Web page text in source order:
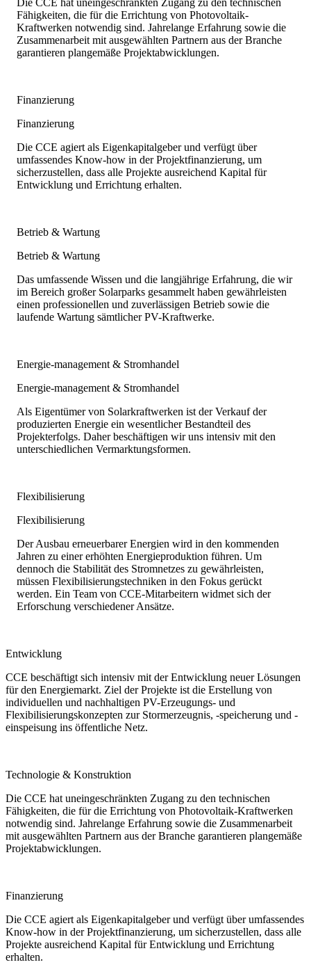
Fähigkeiten, die für die Errichtung von Photovoltaik-
Kraftwerken notwendig sind. Jahrelange Erfahrung sowie die
Zusammenarbeit mit ausgewählten Partnern aus der Branche
garantieren plangemäße Projektabwicklungen.
Finanzierung
Finanzierung
Die CCE agiert als Eigenkapitalgeber und verfügt über
umfassendes Know-how in der Projektfinanzierung, um
sicherzustellen, dass alle Projekte ausreichend Kapital für
Entwicklung und Errichtung erhalten.
Betrieb & Wartung
Betrieb & Wartung
Das umfassende Wissen und die langjährige Erfahrung, die wir
im Bereich großer Solarparks gesammelt haben gewährleisten
einen professionellen und zuverlässigen Betrieb sowie die
laufende Wartung sämtlicher PV-Kraftwerke.
Energie-management & Stromhandel
Energie-management & Stromhandel
Als Eigentümer von Solarkraftwerken ist der Verkauf der
produzierten Energie ein wesentlicher Bestandteil des
Projekterfolgs. Daher beschäftigen wir uns intensiv mit den
unterschiedlichen Vermarktungsformen.
Flexibilisierung
Flexibilisierung
Der Ausbau erneuerbarer Energien wird in den kommenden
Jahren zu einer erhöhten Energieproduktion führen. Um
dennoch die Stabilität des Stromnetzes zu gewährleisten,
müssen Flexibilisierungstechniken in den Fokus gerückt
werden. Ein Team von CCE-Mitarbeitern widmet sich der
Erforschung verschiedener Ansätze.
Entwicklung
CCE beschäftigt sich intensiv mit der Entwicklung neuer Lösungen
für den Energiemarkt. Ziel der Projekte ist die Erstellung von
individuellen und nachhaltigen PV-Erzeugungs- und
Flexibilisierungskonzepten zur Stormerzeugnis, -speicherung und -
einspeisung ins öffentliche Netz.
Technologie & Konstruktion
Die CCE hat uneingeschränkten Zugang zu den technischen
Fähigkeiten, die für die Errichtung von Photovoltaik-Kraftwerken
notwendig sind. Jahrelange Erfahrung sowie die Zusammenarbeit
mit ausgewählten Partnern aus der Branche garantieren plangemäße
Projektabwicklungen.
Finanzierung
Die CCE agiert als Eigenkapitalgeber und verfügt über umfassendes
Know-how in der Projektfinanzierung, um sicherzustellen, dass alle
Projekte ausreichend Kapital für Entwicklung und Errichtung
erhalten.